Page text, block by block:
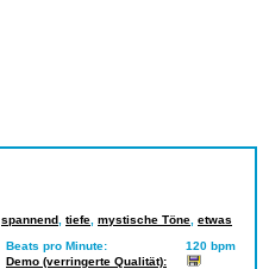
spannend tiefe mystische Töne etwas
Beats pro Minute:
120 bpm
Demo (verringerte Qualität):